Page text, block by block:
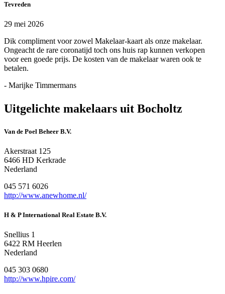
Tevreden
29 mei 2026
Dik compliment voor zowel Makelaar-kaart als onze makelaar.
Ongeacht de rare coronatijd toch ons huis rap kunnen verkopen
voor een goede prijs. De kosten van de makelaar waren ook te
betalen.
- Marijke Timmermans
Uitgelichte makelaars uit Bocholtz
Van de Poel Beheer B.V.
Akerstraat 125
6466 HD Kerkrade
Nederland
045 571 6026
http://www.anewhome.nl/
H & P International Real Estate B.V.
Snellius 1
6422 RM Heerlen
Nederland
045 303 0680
http://www.hpire.com/